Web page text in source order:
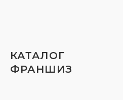
КАТАЛОГ
ФРАНШИЗ